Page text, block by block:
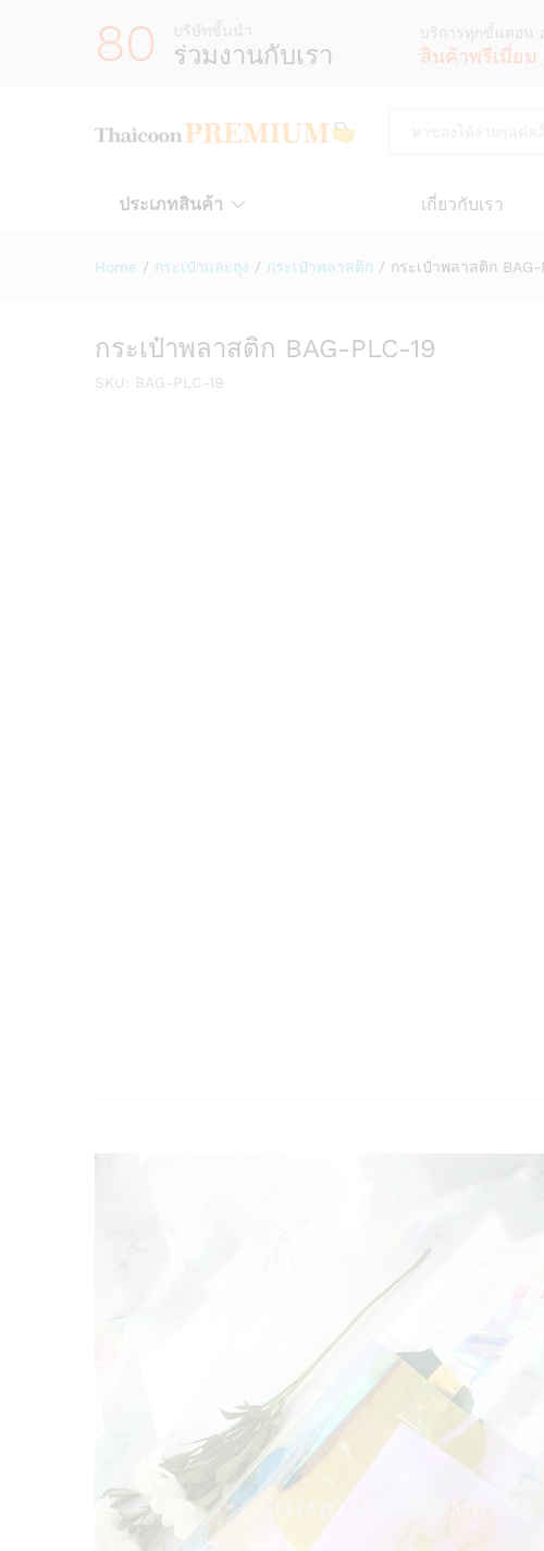
80 บริษัทชั้นนำ
ร่วมงานกับเรา
บริการทุกขั้นตอน
สินค้าพรีเมี่ย
ประเภทสินค้า เกี่ยวกับเรา
Home / กระเป๋าและถุง / กระเป๋าพลาสติก / กระเป๋าพลาสติก BAG-
กระเป๋าพลาสติก BAG-PLC-19
SKU: BAG-PLC-19